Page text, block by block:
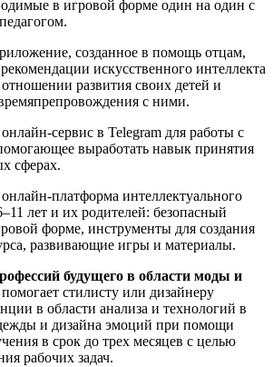
в игровой форме один на один с
созданное в помощь отцам,
искусственного интеллекта
развития своих детей и
с ними.
сервис в Telegram для работы с
выработать навык принятия
сферах.
платформа интеллектуального
лет и их родителей: безопасный
форме, инструменты для создания
развивающие игры и материалы.
будущего в области моды и
стилисту или дизайнеру
в области анализа и технологий в
и дизайна эмоций при помощи
в срок до трех месяцев с целью
рабочих задач.